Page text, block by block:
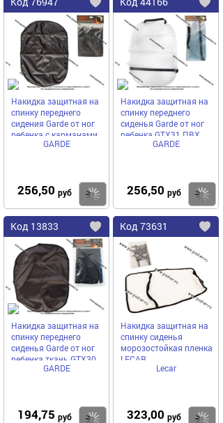
Добавить
в
избранное
Накидка защитная на
спинку переднего
сидения Garde от ног
ребенка с карманами
GTX030 ткань
GARDE
256,50 руб Купить
Накидка защитная на
спинку переднего
сиденья Garde от ног
ребенка GTX31 ПВХ
GARDE
256,50 руб
Код 13833
Добавить
в
избранное
Накидка защитная на
спинку переднего
сиденья Garde от ног
ребенка ткань GTX30
GARDE
194,75 руб Купить
Код 73631
Накидка защитная на
спинку сиденья
морозостойкая пленка
LECAR
Lecar
323,00 руб